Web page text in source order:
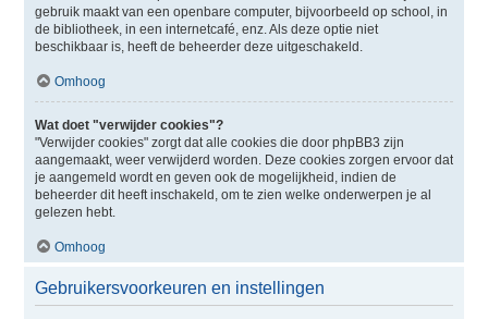
gebruik maakt van een openbare computer, bijvoorbeeld op school, in
de bibliotheek, in een internetcafé, enz. Als deze optie niet
beschikbaar is, heeft de beheerder deze uitgeschakeld.
Omhoog
Wat doet "verwijder cookies"?
"Verwijder cookies" zorgt dat alle cookies die door phpBB3 zijn
aangemaakt, weer verwijderd worden. Deze cookies zorgen ervoor dat
je aangemeld wordt en geven ook de mogelijkheid, indien de
beheerder dit heeft inschakeld, om te zien welke onderwerpen je al
gelezen hebt.
Omhoog
Gebruikersvoorkeuren en instellingen